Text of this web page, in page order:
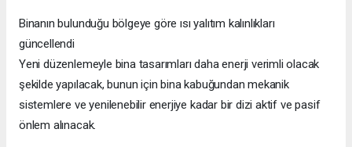
Binanın bulunduğu bölgeye göre ısı yalıtım kalınlıkları
güncellendi
Yeni düzenlemeyle bina tasarımları daha enerji verimli olacak
şekilde yapılacak, bunun için bina kabuğundan mekanik
sistemlere ve yenilenebilir enerjiye kadar bir dizi aktif ve pasif
önlem alınacak.